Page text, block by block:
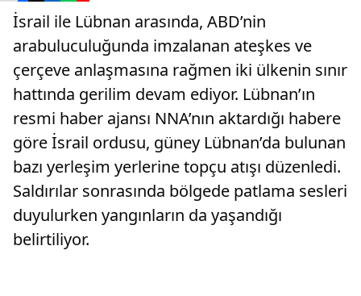
İsrail ile Lübnan arasında, ABD’nin
arabuluculuğunda imzalanan ateşkes ve
çerçeve anlaşmasına rağmen iki ülkenin sınır
hattında gerilim devam ediyor. Lübnan’ın
resmi haber ajansı NNA’nın aktardığı habere
göre İsrail ordusu, güney Lübnan’da bulunan
bazı yerleşim yerlerine topçu atışı düzenledi.
Saldırılar sonrasında bölgede patlama sesleri
duyulurken yangınların da yaşandığı
belirtiliyor.